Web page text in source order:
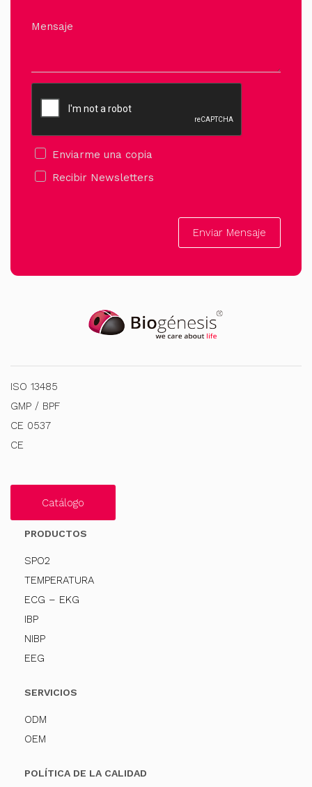
Mensaje
Enviarme una copia
Recibir Newsletters
Enviar Mensaje
ISO 13485
GMP / BPF
CE 0537
CE
Catálogo
PRODUCTOS
SPO2
TEMPERATURA
ECG – EKG
IBP
NIBP
EEG
SERVICIOS
ODM
OEM
POLÍTICA DE LA CALIDAD